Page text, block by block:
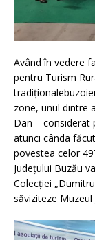
Având în vedere
pentru Turism
zone, unul dintre
Dan –
atunci cânda
povestea celor
Judeţului Buzău
Colecţiei
săviziteze Muzeul